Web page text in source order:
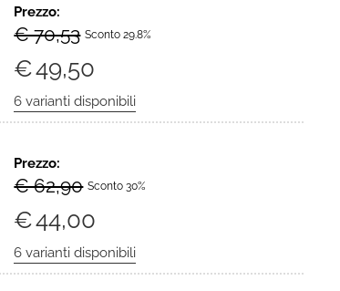
Prezzo:
€ 70,53 Sconto 29.8%
€49,50
Prezzo:
€ 62,90 Sconto 30%
€44,00